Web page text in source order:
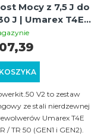
Mocy z 7,5 J do
J | Umarex T4E
TR 50 GEN1/GEN2
V2
V2 to zestaw
ze stali nierdzewnej
Umarex T4E
/ TR 50 (GEN1 i GEN2).